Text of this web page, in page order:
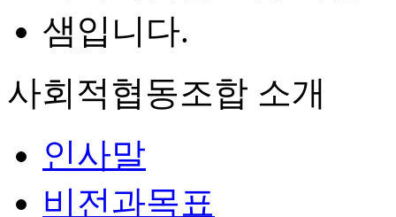
사회적협동조합 소개
인사말
비전과목표